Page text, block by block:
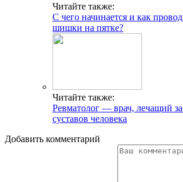
Читайте также:
С чего начинается и как
шишки на пятке?
Читайте также:
Ревматолог — врач, лечащий
суставов человека
Добавить комментарий